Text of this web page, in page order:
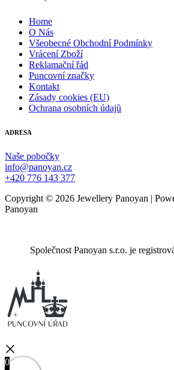
Home
O Nás
Všeobecné Obchodní Podmínky
Vrácení Zboží
Reklamační řád
Puncovní značky
Kontakt
Zásady cookies (EU)
Ochrana osobních údajů
ADRESA
Naše pobočky
info@panoyan.cz
+420 776 143 377
Copyright © 2026 Jewellery Panoyan |
Panoyan
Společnost Panoyan s.r.o. je
0